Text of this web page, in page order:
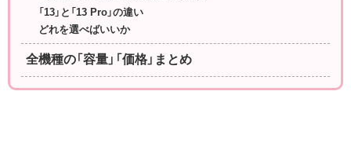
「13」と「13 Pro」の違い
どれを選べばいいか
全機種の「容量」「価格」まとめ